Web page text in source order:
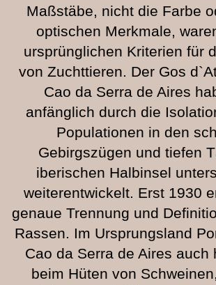
Maßstäbe, nicht die Farbe
optischen Merkmale,
ursprünglichen Kriterien für
von Zuchttieren. Der Gos
Cao da Serra de Aires
anfänglich durch die
Populationen in den
Gebirgszügen und tiefen
iberischen Halbinsel
weiterentwickelt. Erst 1930
genaue Trennung und
Rassen. Im Ursprungsland
Cao da Serra de Aires auch
beim Hüten von